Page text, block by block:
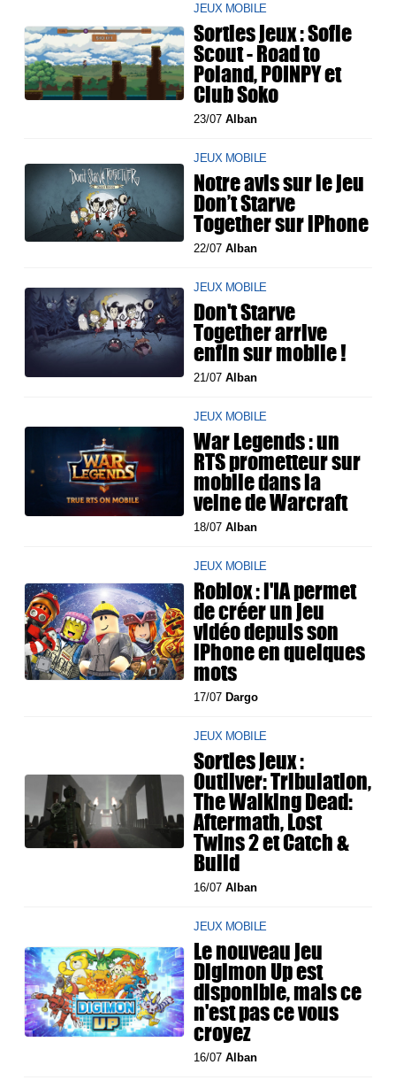
JEUX MOBILE
Sorties jeux : Sofie
Scout - Road to
Poland, POINPY et
Club Soko
23/07Alban
JEUX MOBILE
Notre avis sur le jeu
Don’t Starve
Together sur iPhone
22/07Alban
JEUX MOBILE
Don't Starve
Together arrive
enfin sur mobile !
21/07Alban
JEUX MOBILE
War Legends : un
RTS prometteur sur
mobile dans la
veine de Warcraft
18/07Alban
JEUX MOBILE
Roblox : l'IA permet
de créer un jeu
vidéo depuis son
iPhone en quelques
mots
17/07 Dargo
JEUX MOBILE
Sorties jeux :
Outliver: Tribulation,
The Walking Dead:
Aftermath, Lost
Twins 2 et Catch &
Build
16/07Alban
JEUX MOBILE
Le nouveau jeu
Digimon Up est
disponible, mais ce
n'est pas ce vous
croyez
16/07Alban